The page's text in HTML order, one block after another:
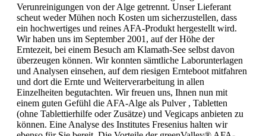
Verunreinigungen von der Alge getrennt. Unser Lieferant
scheut weder Mühen noch Kosten um sicherzustellen, dass
ein hochwertiges und reines AFA-Produkt hergestellt wird.
Wir haben uns im September 2001, auf der Höhe der
Erntezeit, bei einem Besuch am Klamath-See selbst davon
überzeugen können. Wir konnten sämtliche Laborunterlagen
und Analysen einsehen, auf dem riesigen Ernteboot mitfahren
und dort die Ernte und Weiterverarbeitung in allen
Einzelheiten begutachten. Wir freuen uns, Ihnen nun mit
einem guten Gefühl die AFA-Alge als Pulver , Tabletten
(ohne Tablettierhilfe oder Zusätze) und Vegicaps anbieten zu
können. Eine Analyse des Institutes Fresenius halten wir